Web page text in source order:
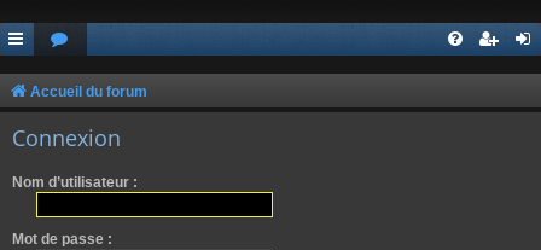
Accueil du forum
Connexion
Nom d’utilisateur :
Mot de passe :